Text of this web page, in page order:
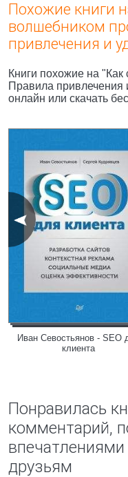
Похожие книги
волшебником
привлечения и
Книги похожие на
Правила привлечения
онлайн или скачать
Иван Севостьянов - SEO
клиента
Понравилась
комментарий,
друзьям